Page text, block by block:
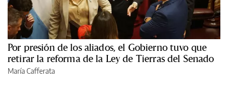
Por presión de los aliados, el Gobierno tuvo que
retirar la reforma de la Ley de Tierras del Senado
María Cafferata